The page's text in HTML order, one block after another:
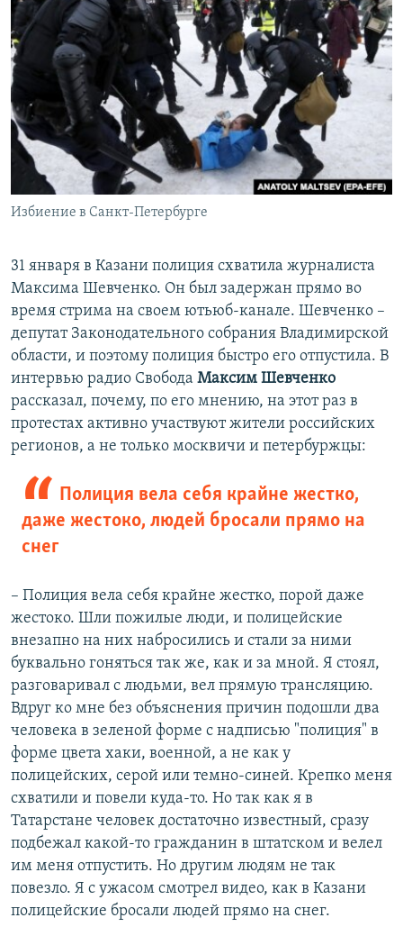
Избиение в Санкт-Петербурге
31 января в Казани полиция схватила журналиста
Максима Шевченко. Он был задержан прямо во
время стрима на своем ютьюб-канале. Шевченко –
депутат Законодательного собрания Владимирской
области, и поэтому полиция быстро его отпустила. В
интервью радио Свобода Максим Шевченко
рассказал, почему, по его мнению, на этот раз в
протестах активно участвуют жители российских
регионов, а не только москвичи и петербуржцы:
Полиция вела себя крайне жестко,
даже жестоко, людей бросали прямо на
снег
– Полиция вела себя крайне жестко, порой даже
жестоко. Шли пожилые люди, и полицейские
внезапно на них набросились и стали за ними
буквально гоняться так же, как и за мной. Я стоял,
разговаривал с людьми, вел прямую трансляцию.
Вдруг ко мне без объяснения причин подошли два
человека в зеленой форме с надписью "полиция" в
форме цвета хаки, военной, а не как у
полицейских, серой или темно-синей. Крепко меня
схватили и повели куда-то. Но так как я в
Татарстане человек достаточно известный, сразу
подбежал какой-то гражданин в штатском и велел
им меня отпустить. Но другим людям не так
повезло. Я с ужасом смотрел видео, как в Казани
полицейские бросали людей прямо на снег.